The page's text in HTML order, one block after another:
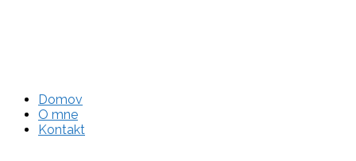
Domov
O mne
Kontakt